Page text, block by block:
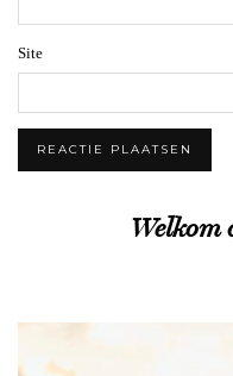
Site
Welkom